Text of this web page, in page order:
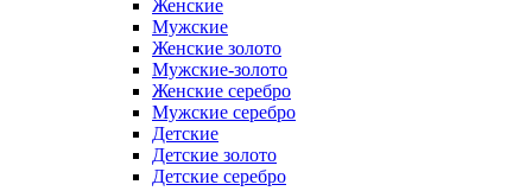
Женские
Мужские
Женские золото
Мужские-золото
Женские серебро
Мужские серебро
Детские
Детские золото
Детские серебро